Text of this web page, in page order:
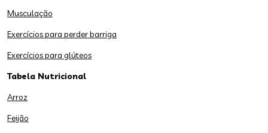
Musculação
Exercícios para perder barriga
Exercícios para glúteos
Tabela Nutricional
Arroz
Feijão